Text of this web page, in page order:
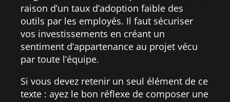
raison d’un taux d’adoption faible des
outils par les employés. Il faut sécuriser
vos investissements en créant un
sentiment d’appartenance au projet vécu
par toute l’équipe.
Si vous devez retenir un seul élément de ce
texte : ayez le bon réflexe de composer une